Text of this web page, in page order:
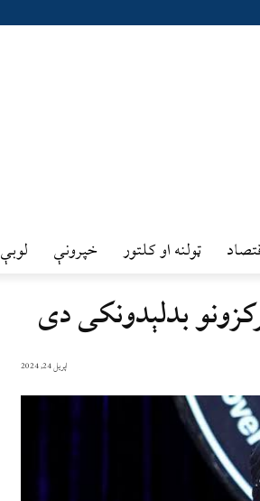
ټولنه او کلتور خپرونې لوبې
بدلېدونکی دی
اپریل 24, 2024